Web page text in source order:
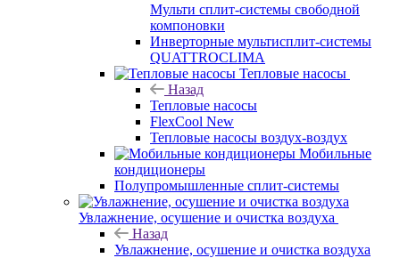
Мульти сплит-системы свободной
компоновки
Инверторные мультисплит-системы
QUATTROCLIMA
Тепловые насосы
Назад
Тепловые насосы
FlexCool New
Тепловые насосы воздух-воздух
Мобильные
кондиционеры
Полупромышленные сплит-системы
Увлажнение, осушение и очистка воздуха
Назад
Увлажнение, осушение и очистка воздуха